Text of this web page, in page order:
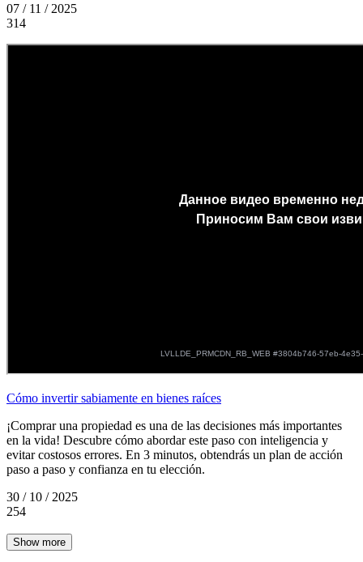
07 / 11 / 2025
314
Cómo invertir sabiamente en bienes raíces
¡Comprar una propiedad es una de las decisiones más importantes
en la vida! Descubre cómo abordar este paso con inteligencia y
evitar costosos errores. En 3 minutos, obtendrás un plan de acción
paso a paso y confianza en tu elección.
30 / 10 / 2025
254
Show more